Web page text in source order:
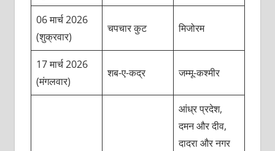
06 मार्च 2026
(शुक्रवार)
चपचार कुट मिजोरम
17 मार्च 2026
(मंगलवार)
शब-ए-कद्र जम्मू-कश्मीर
आंध्र प्रदेश,
दमन और दीव,
दादरा और नगर